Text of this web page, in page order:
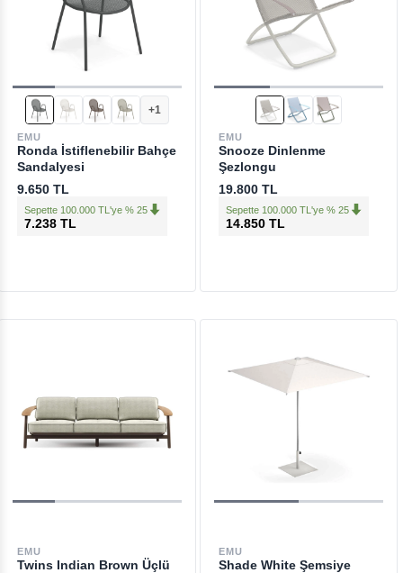
+1
EMU
Ronda İstiflenebilir Bahçe
Sandalyesi
9.650 TL
Sepette 100.000 TL'ye % 25
7.238 TL
EMU
Snooze Dinlenme
Şezlongu
19.800 TL
Sepette 100.000 TL'ye % 25
14.850 TL
EMU
Twins Indian Brown Üçlü
EMU
Shade White Şemsiye